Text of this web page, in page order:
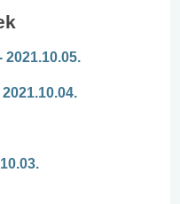
2021.10.05.